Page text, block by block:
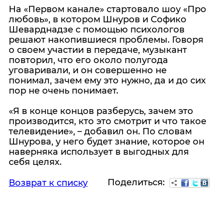
На «Первом канале» стартовало шоу «Про
любовь», в котором Шнуров и Софико
Шеварднадзе с помощью психологов
решают накопившиеся проблемы. Говоря
о своем участии в передаче, музыкант
повторил, что его около полугода
уговаривали, и он совершенно не
понимал, зачем ему это нужно, да и до сих
пор не очень понимает.
«Я в конце концов разберусь, зачем это
производится, кто это смотрит и что такое
телевидение», – добавил он. По словам
Шнурова, у него будет знание, которое он
наверняка использует в выгодных для
себя целях.
Возврат к списку
Поделиться: